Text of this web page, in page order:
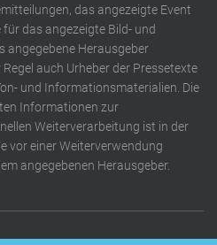
das angezeigte Event
das angezeigte Bild- und
angegebene Herausgeber
auch Urheber der Pressetexte
und Informationsmaterialien. Die
Informationen zur
Weiterverarbeitung ist in der
vor einer Weiterverwendung
angegebenen Herausgeber.